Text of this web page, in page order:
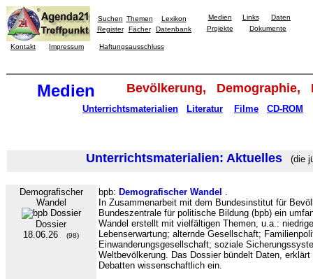
Suchen Themen
Lexikon
Register
Fächer Datenbank
Medien Links
Daten
Projekte
Dokumente
Kontakt Impressum Haftungsausschluss
Medien Bevölkerung, Demographie,
Unterrichtsmaterialien Literatur Filme CD-ROM
Unterrichtsmaterialien: Aktuelles (die
Demografischer
Wandel
Dossier
18.06.26
(98)
bpb: Demografischer Wandel .
In Zusammenarbeit mit dem Bundesinstitut für
Bundeszentrale für politische Bildung (bpb) ein
Wandel erstellt mit vielfältigen Themen, u.a.:
Lebenserwartung; alternde Gesellschaft;
Einwanderungsgesellschaft; soziale
Weltbevölkerung. Das Dossier bündelt Daten,
Debatten wissenschaftlich ein.